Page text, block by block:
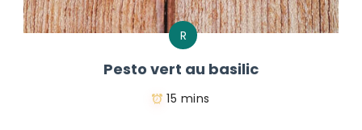
R
Pesto vert au basilic
15 mins